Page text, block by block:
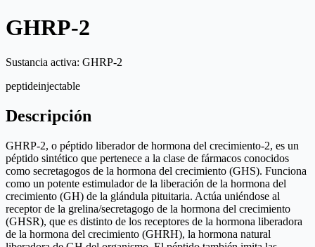
GHRP-2
Sustancia activa: GHRP-2
peptideinjectable
Descripción
GHRP-2, o péptido liberador de hormona del crecimiento-2, es un
péptido sintético que pertenece a la clase de fármacos conocidos
como secretagogos de la hormona del crecimiento (GHS). Funciona
como un potente estimulador de la liberación de la hormona del
crecimiento (GH) de la glándula pituitaria. Actúa uniéndose al
receptor de la grelina/secretagogo de la hormona del crecimiento
(GHSR), que es distinto de los receptores de la hormona liberadora
de la hormona del crecimiento (GHRH), la hormona natural